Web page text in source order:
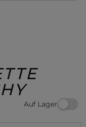
Auf Lager